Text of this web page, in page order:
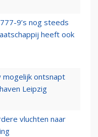
9’s nog steeds
heeft ook
mogelijk ontsnapt
Leipzig
vluchten naar